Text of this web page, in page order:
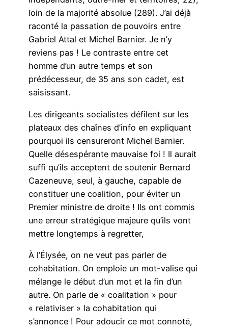
loin de la majorité absolue (289). J’ai déjà
raconté la passation de pouvoirs entre
Gabriel Attal et Michel Barnier. Je n’y
reviens pas ! Le contraste entre cet
homme d’un autre temps et son
prédécesseur, de 35 ans son cadet, est
saisissant.
Les dirigeants socialistes défilent sur les
plateaux des chaînes d’info en expliquant
pourquoi ils censureront Michel Barnier.
Quelle désespérante mauvaise foi ! Il aurait
suffi qu’ils acceptent de soutenir Bernard
Cazeneuve, seul, à gauche, capable de
constituer une coalition, pour éviter un
Premier ministre de droite ! Ils ont commis
une erreur stratégique majeure qu’ils vont
mettre longtemps à regretter,
À l’Élysée, on ne veut pas parler de
cohabitation. On emploie un mot-valise qui
mélange le début d’un mot et la fin d’un
autre. On parle de « coalitation » pour
« relativiser » la cohabitation qui
s’annonce ! Pour adoucir ce mot connoté,